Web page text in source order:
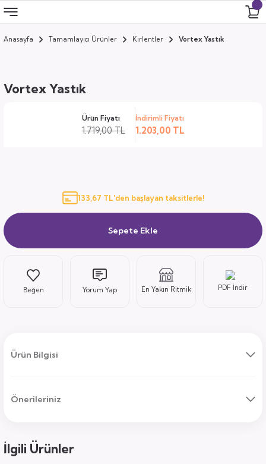
Geri Dön
Geri Dön
Geri Dön
Geri Dön
Anasayfa Tamamlayıcı Ürünler Kırlentler Vortex Yastık
Vortex Yastık
Ürün Fiyatı
1.719,00 TL
İndirimli Fiyatı
1.203,00 TL
133,67 TL'den başlayan taksitlerle!
Sepete Ekle
Yorum Yap En Yakın Ritmik PDF İndir
Ürün Bilgisi
Önerileriniz
İlgili Ürünler